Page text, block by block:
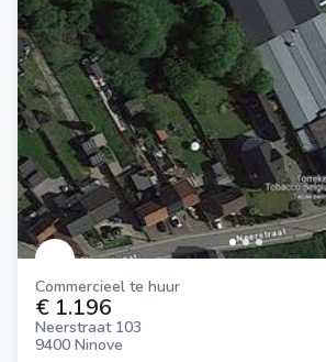
Commercieel te huur
€ 1.196
Neerstraat 103
9400 Ninove